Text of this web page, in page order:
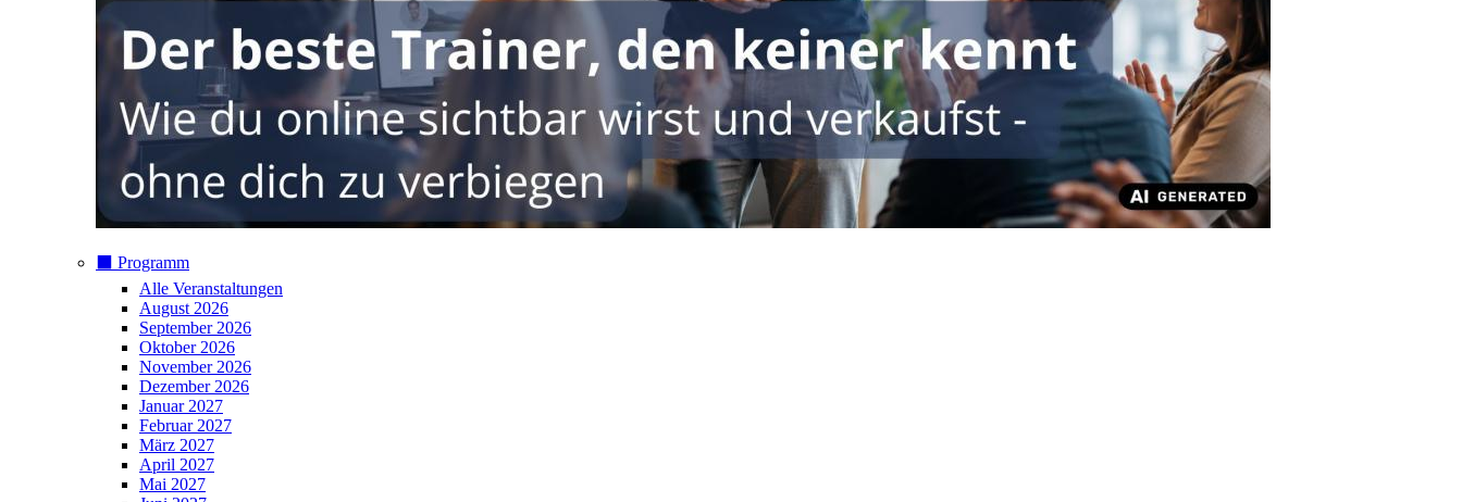
⬛️ Programm
Alle Veranstaltungen
August 2026
September 2026
Oktober 2026
November 2026
Dezember 2026
Januar 2027
Februar 2027
März 2027
April 2027
Mai 2027